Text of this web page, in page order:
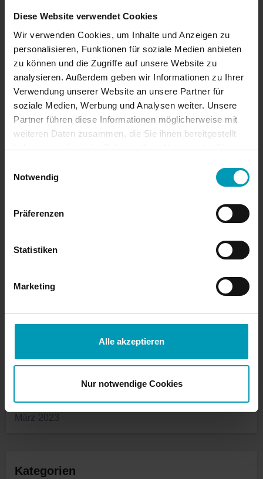
Diese Website verwendet Cookies
Wir verwenden Cookies, um Inhalte und Anzeigen zu
personalisieren, Funktionen für soziale Medien anbieten
zu können und die Zugriffe auf unsere Website zu
analysieren. Außerdem geben wir Informationen zu Ihrer
Verwendung unserer Website an unsere Partner für
soziale Medien, Werbung und Analysen weiter. Unsere
Partner führen diese Informationen möglicherweise mit
weiteren Daten zusammen, die Sie ihnen bereitgestellt
haben oder die sie im Rahmen Ihrer Nutzung der Dienste
Notwendig
Präferenzen
Statistiken
Marketing
Alle akzeptieren
Nur notwendige Cookies
Oktober 2024
August 2024
Juli 2024
Juni 2024
April 2024
September 2023
August 2023
März 2023
Kategorien